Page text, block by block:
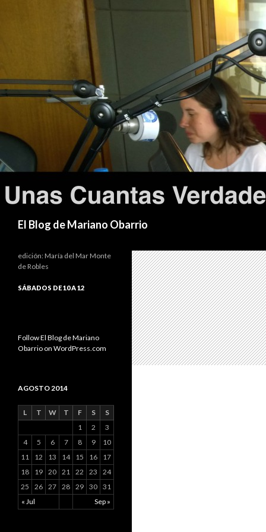
El Blog de Mariano Obarrio
edición: María del Mar Monte
de Robles
SÁBADOS DE 10 A 12
Follow El Blog de Mariano
Obarrio on WordPress.com
AGOSTO 2014
L T W T F S S
« Jul Sep »
1 2
3
4
5 6 7 8 9
10
11
12 13 14 15 16
17
18
19 20 21 22 23
24
25
26 27 28 29 30 31